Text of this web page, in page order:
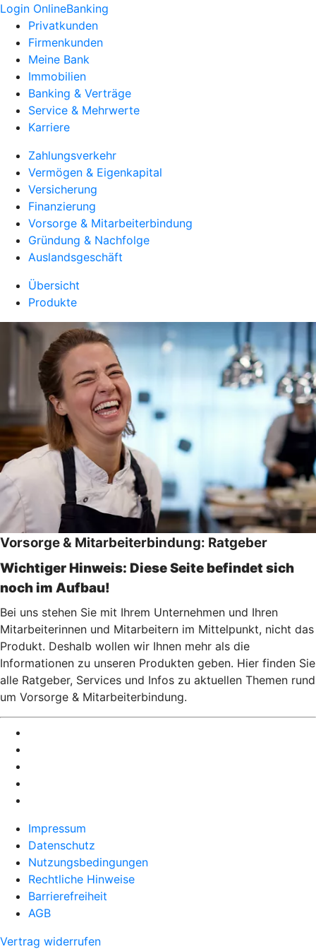
Login OnlineBanking
Privatkunden
Firmenkunden
Meine Bank
Immobilien
Banking & Verträge
Service & Mehrwerte
Karriere
Zahlungsverkehr
Vermögen & Eigenkapital
Versicherung
Finanzierung
Vorsorge & Mitarbeiterbindung
Gründung & Nachfolge
Auslandsgeschäft
Übersicht
Produkte
Vorsorge & Mitarbeiterbindung: Ratgeber
Wichtiger Hinweis: Diese Seite befindet sich
noch im Aufbau!
Bei uns stehen Sie mit Ihrem Unternehmen und Ihren
Mitarbeiterinnen und Mitarbeitern im Mittelpunkt, nicht das
Produkt. Deshalb wollen wir Ihnen mehr als die
Informationen zu unseren Produkten geben. Hier finden Sie
alle Ratgeber, Services und Infos zu aktuellen Themen rund
um Vorsorge & Mitarbeiterbindung.
Impressum
Datenschutz
Nutzungsbedingungen
Rechtliche Hinweise
Barrierefreiheit
AGB
Vertrag widerrufen